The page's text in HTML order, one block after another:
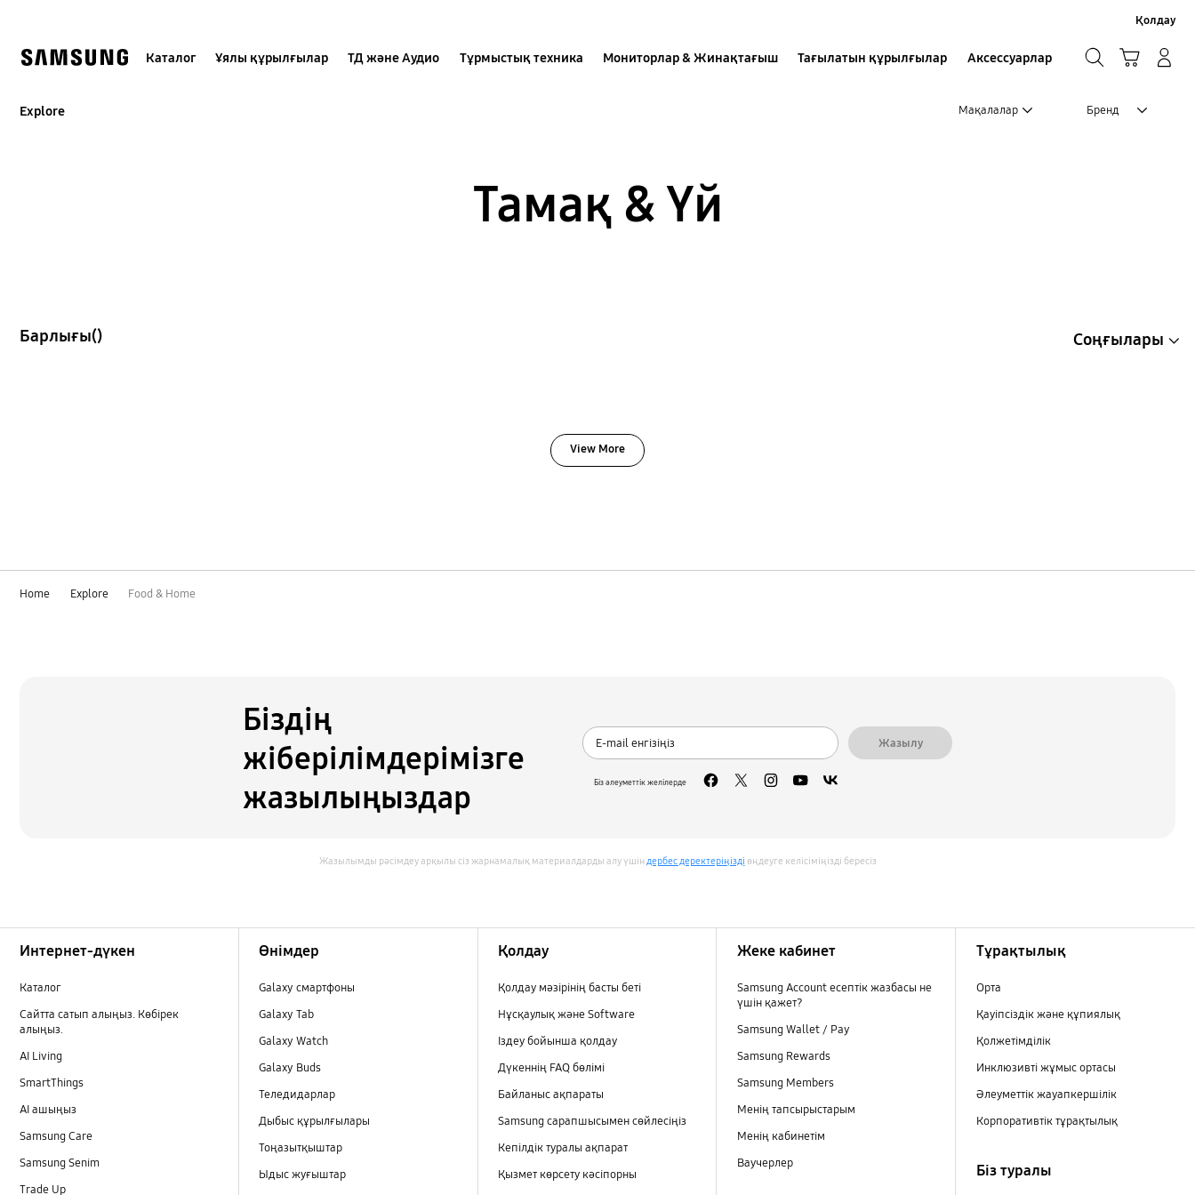
Каталог Ұялы құрылғылар ТД және Аудио Тұрмыстық техника Мониторлар & Жинақтағыш Тағылатын құрылғылар Аксессуарлар
Қолдау
Explore Мақалалар Бренд
Тамақ & Үй
Барлығы() Соңғылары
View More
Home Explore Food & Home
Біздің
жіберілімдерімізге
жазылыңыздар
Жазылу
Біз әлеуметтік желілерде
Жазылымды рәсімдеу арқылы сіз жарнамалық материалдарды алу үшін дербес деректеріңізді өңдеуге келісіміңізді бересіз
Интернет-дүкен
Каталог
Сайтта сатып алыңыз. Көбірек
алыңыз.
AI Living
SmartThings
AI ашыңыз
Samsung Care
Samsung Senim
Trade Up
Өнімдер
Galaxy смартфоны
Galaxy Tab
Galaxy Watch
Galaxy Buds
Теледидарлар
Дыбыс құрылғылары
Тоңазытқыштар
Ыдыс жуғыштар
Қолдау
Қолдау мәзірінің басты беті
Нұсқаулық және Software
Іздеу бойынша қолдау
Дүкеннің FAQ бөлімі
Байланыс ақпараты
Samsung сарапшысымен сөйлесіңіз
Кепілдік туралы ақпарат
Қызмет көрсету кәсіпорны
Жеке кабинет
Samsung Account есептік жазбасы не
үшін қажет?
Samsung Wallet / Pay
Samsung Rewards
Samsung Members
Менің тапсырыстарым
Менің кабинетім
Ваучерлер
Тұрақтылық
Орта
Қауіпсіздік және құпиялық
Қолжетімділік
Инклюзивті жұмыс ортасы
Әлеуметтік жауапкершілік
Корпоративтік тұрақтылық
Біз туралы